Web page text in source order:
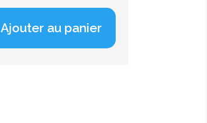
Ajouter au panier